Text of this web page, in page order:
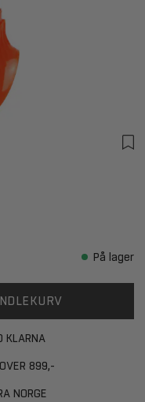
På lager
KLARNA
899,-
NORGE